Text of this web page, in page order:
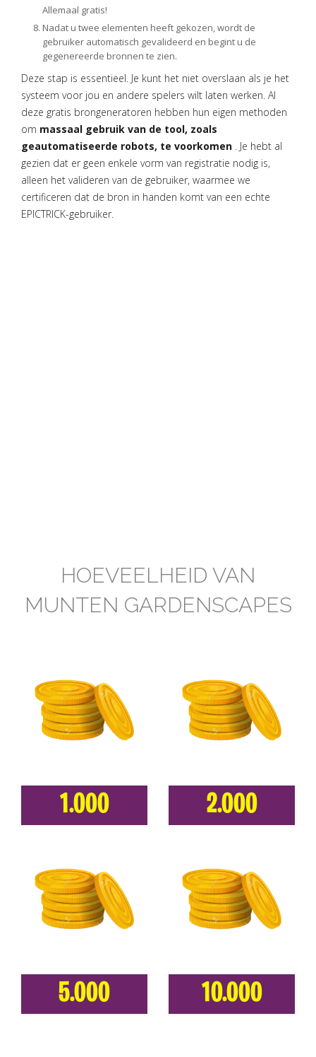
Allemaal gratis!
Nadat u twee elementen heeft gekozen, wordt de
gebruiker automatisch gevalideerd en begint u de
gegenereerde bronnen te zien.
Deze stap is essentieel. Je kunt het niet overslaan als je het
systeem voor jou en andere spelers wilt laten werken. Al
deze gratis brongeneratoren hebben hun eigen methoden
om massaal gebruik van de tool, zoals
geautomatiseerde robots, te voorkomen . Je hebt al
gezien dat er geen enkele vorm van registratie nodig is,
alleen het valideren van de gebruiker, waarmee we
certificeren dat de bron in handen komt van een echte
EPICTRICK-gebruiker.
HOEVEELHEID VAN
MUNTEN GARDENSCAPES
1.000 2.000
5.000 10.000